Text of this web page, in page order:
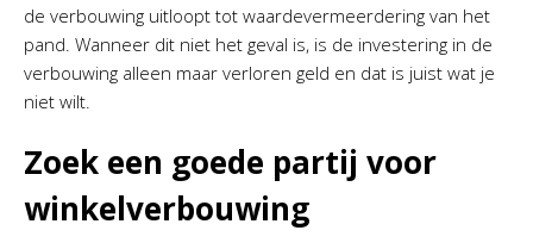
de verbouwing uitloopt tot waardevermeerdering van het
pand. Wanneer dit niet het geval is, is de investering in de
verbouwing alleen maar verloren geld en dat is juist wat je
niet wilt.
Zoek een goede partij voor
winkelverbouwing